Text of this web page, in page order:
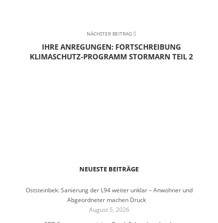
NÄCHSTER BEITRAG
IHRE ANREGUNGEN: FORTSCHREIBUNG
KLIMASCHUTZ-PROGRAMM STORMARN TEIL 2
NEUESTE BEITRÄGE
Oststeinbek: Sanierung der L94 weiter unklar – Anwohner und
Abgeordneter machen Druck
August 5, 2026